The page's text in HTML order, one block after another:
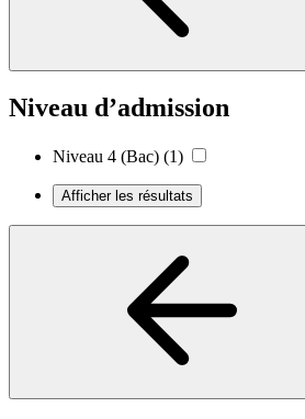
Niveau d’admission
Niveau 4 (Bac) (1)
Afficher les résultats